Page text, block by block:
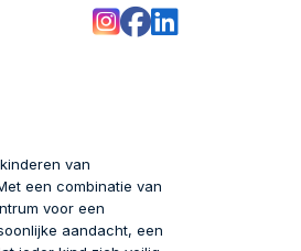
van
een combinatie van
voor een
aandacht, een